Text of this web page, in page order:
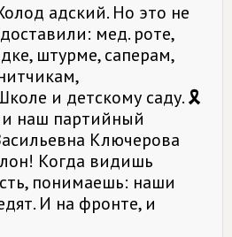
адский. Но это не
мед. роте,
штурме, саперам,
и детскому саду. 🎗
и наш партийный
Ключерова
Когда видишь
понимаешь: наши
И на фронте, и